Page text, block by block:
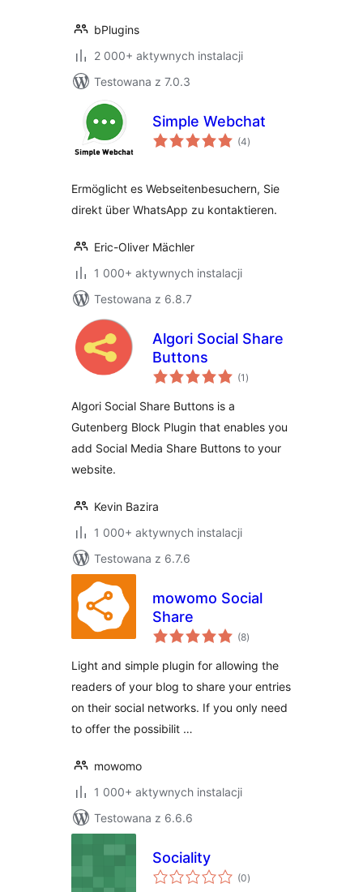
bPlugins
2 000+ aktywnych instalacji
Testowana z 7.0.3
Simple Webchat
(4wszystkich
ocen
)
Ermöglicht es Webseitenbesuchern, Sie
direkt über WhatsApp zu kontaktieren.
Eric-Oliver Mächler
1 000+ aktywnych instalacji
Testowana z 6.8.7
Algori Social Share
Buttons
(1 wszystkich
ocen
)
Algori Social Share Buttons is a
Gutenberg Block Plugin that enables you
add Social Media Share Buttons to your
website.
Kevin Bazira
1 000+ aktywnych instalacji
Testowana z 6.7.6
mowomo Social
Share
(8wszystkich
ocen
)
Light and simple plugin for allowing the
readers of your blog to share your entries
on their social networks. If you only need
to offer the possibilit …
mowomo
1 000+ aktywnych instalacji
Testowana z 6.6.6
Sociality
(0wszystkich
ocen
)